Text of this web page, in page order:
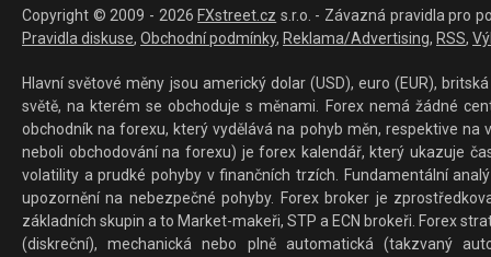
Copyright © 2009 - 2026 FXstreet.cz s.r.o. - Závazná pravidla pro
Pravidla diskuse, Obchodní podmínky, Reklama/Advertising, RSS,
Hlavní světové měny jsou americký dolar (USD), euro (EUR),
světě, na kterém se obchoduje s měnami. Forex nemá žádné
obchodník na forexu, který vydělává na pohyb měn, respektive
neboli obchodování na forexu) je forex kalendář, který ukazuje
volatility a prudké pohyby v finančních trzích. Fundamentální
upozornění na nebezpečné pohyby. Forex broker je
základních skupin a to Market-makeři, STP a ECN brokeři. Forex
(diskreční), mechanická nebo plně automatická (takzvaný